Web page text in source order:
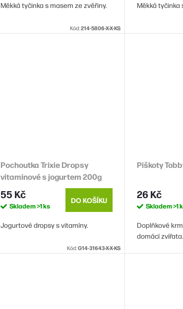
Měkká tyčinka s masem ze zvěřiny.
Kód:214-5806-X-X-KS
Měkká tyčinka
Pochoutka Trixie Dropsy
vitaminové s jogurtem 200g
55 Kč
Skladem>1 ks
DO KOŠÍKU
Jogurtové dropsy s vitamíny.
Kód:G14-31643-X-X-KS
Piškoty
26 Kč
Skladem>1
Doplňkové
domácí zvířata.